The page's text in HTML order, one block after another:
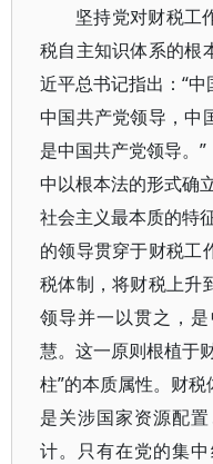
坚持党对财税工
税自主知识体系的根
近平总书记指出：“
中国共产党领导，中
是中国共产党领导。
中以根本法的形式确
社会主义最本质的特
的领导贯穿于财税工
税体制，将财税上升
领导并一以贯之，
慧。这一原则根植于
柱”的本质属性。财
是关涉国家资源配
计。只有在党的集